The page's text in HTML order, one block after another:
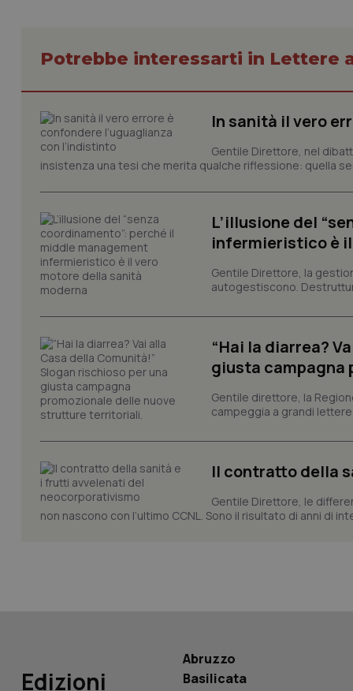
Potrebbe interessarti in Lettere
In sanità il vero
Gentile Direttore, nel
insistenza una tesi che merita qualche riflessione: quella
L’illusione del
infermieristico è
Gentile Direttore, la
autogestiscono.
“Hai la diarrea?
giusta campagna
Gentile direttore, la
campeggia a grandi lettere
Il contratto della
Gentile Direttore, le
non nascono con l’ultimo CCNL. Sono il risultato di anni di
Edizioni
Abruzzo
Basilicata
tracking-sites-
tracking-enable
_ga
PHPSESSID